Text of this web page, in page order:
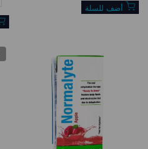
أضف للسلة